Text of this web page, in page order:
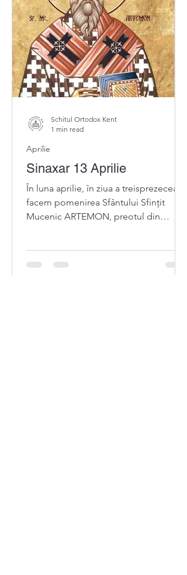
Sinaxar 13 Aprilie
În luna aprilie, în ziua a treisprezecea,
facem pomenirea Sfântului Sfințit
Mucenic ARTEMON, preotul din
Aprilie
Schitul Ortodox Kent
1 min read